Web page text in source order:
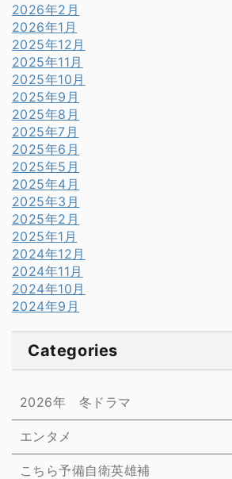
2026年2月
2026年1月
2025年12月
2025年11月
2025年10月
2025年9月
2025年8月
2025年7月
2025年6月
2025年5月
2025年4月
2025年3月
2025年2月
2025年1月
2024年12月
2024年11月
2024年10月
2024年9月
Categories
2026年 冬ドラマ
エンタメ
こちら予備自衛英雄補